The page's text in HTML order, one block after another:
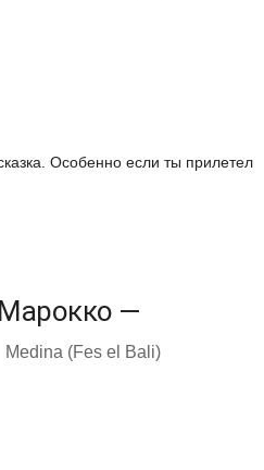
Особенно если ты прилетел
—
Medina (Fes el Bali)